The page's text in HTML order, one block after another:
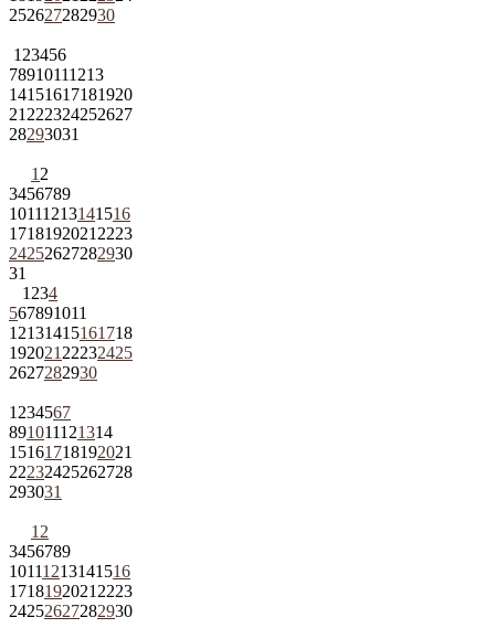
252627282930
1 23456
78910111213
14151617181920
21 222324252627
28293031
1 2
3456789
10111213141516
1718192021 2223
24252627282930
31
1 234
567891011
12131415161718
192021 22232425
2627282930
1 234567
891011121314
15161718192021
22232425262728
293031
1 2
3456789
10111213141516
1718192021 2223
24252627282930